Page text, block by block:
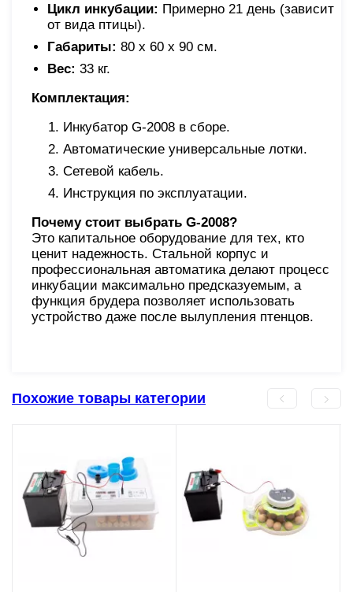
Цикл инкубации: Примерно 21 день (зависит
от вида птицы).
Габариты: 80 х 60 х 90 см.
Вес: 33 кг.
Комплектация:
Инкубатор G-2008 в сборе.
Автоматические универсальные лотки.
Сетевой кабель.
Инструкция по эксплуатации.
Почему стоит выбрать G-2008?
Это капитальное оборудование для тех, кто
ценит надежность. Стальной корпус и
профессиональная автоматика делают процесс
инкубации максимально предсказуемым, а
функция брудера позволяет использовать
устройство даже после вылупления птенцов.
Похожие товары категории